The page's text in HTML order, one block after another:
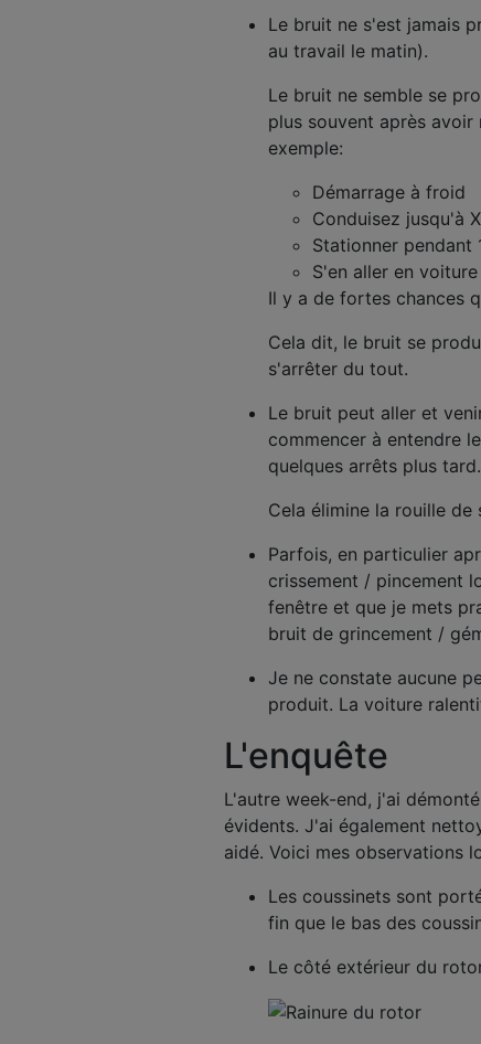
Le bruit ne s'est jamais
au travail le matin).
Le bruit ne semble se
plus souvent après
exemple:
Démarrage à froid
Conduisez jusqu'à
Stationner pendant
S'en aller en voiture
Il y a de fortes chances
Cela dit, le bruit se
s'arrêter du tout.
Le bruit peut aller et
commencer à entendre
quelques arrêts plus tard.
Cela élimine la rouille
Parfois, en particulier
crissement / pincement
fenêtre et que je mets
bruit de grincement /
Je ne constate aucune
produit. La voiture
L'enquête
L'autre week-end, j'ai
évidents. J'ai également
aidé. Voici mes observations
Les coussinets sont
fin que le bas des
Le côté extérieur du